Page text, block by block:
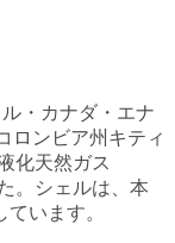
・カナダ・エナ
ロンビア州キティ
化天然ガス
。シェルは、本
います。